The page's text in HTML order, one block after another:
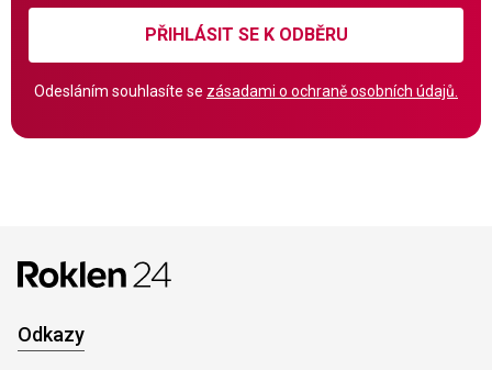
PŘIHLÁSIT SE K ODBĚRU
Odesláním souhlasíte se zásadami o ochraně osobních údajů.
Odkazy